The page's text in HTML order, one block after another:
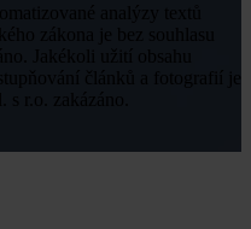
článků a fotografií je